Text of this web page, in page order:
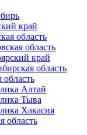
край
область
область
край
область
Алтай
Тыва
Хакасия
область